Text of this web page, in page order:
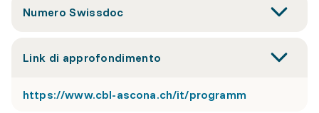
Numero Swissdoc
Link di approfondimento
https://www.cbl-ascona.ch/it/programm